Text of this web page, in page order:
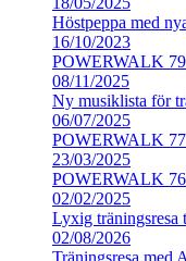
Höstpeppa med
16/10/2023
POWERWALK
08/11/2025
Ny musiklista för
06/07/2025
POWERWALK
23/03/2025
POWERWALK
02/02/2025
Lyxig träningsresa
02/08/2026
Träningsresa med